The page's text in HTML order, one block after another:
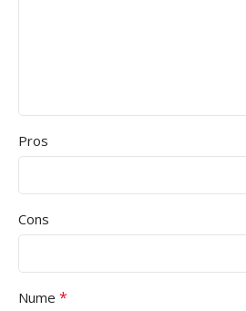
Pros
Cons
Nume *